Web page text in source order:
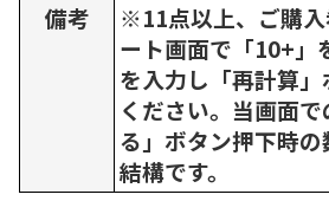
備考
※11点以上、ご購
ート画面で「10+」
を入力し「再計算
ください。当画面
る」ボタン押下時
結構です。